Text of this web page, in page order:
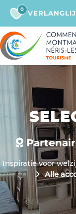
0
Inspiratie voor
Alle